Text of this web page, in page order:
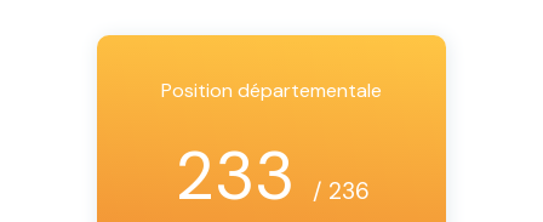
Position départementale
233 / 236